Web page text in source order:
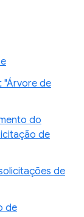
"Árvore de
do
de
de
de